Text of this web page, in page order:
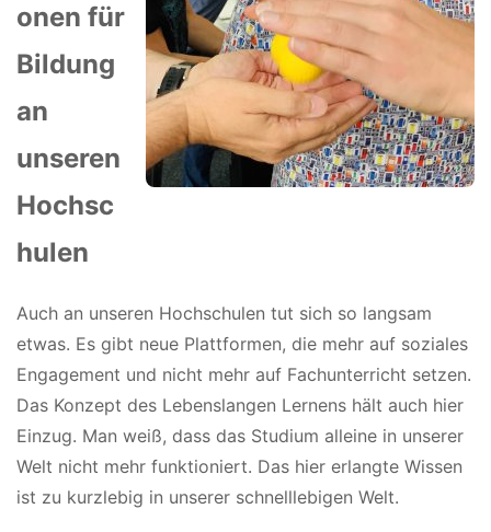
onen für
Bildung
an
unseren
Hochsc
hulen
Auch an unseren Hochschulen tut sich so langsam
etwas. Es gibt neue Plattformen, die mehr auf soziales
Engagement und nicht mehr auf Fachunterricht setzen.
Das Konzept des Lebenslangen Lernens hält auch hier
Einzug. Man weiß, dass das Studium alleine in unserer
Welt nicht mehr funktioniert. Das hier erlangte Wissen
ist zu kurzlebig in unserer schnelllebigen Welt.